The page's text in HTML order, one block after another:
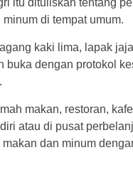
itu dituliskan tentang
di tempat umum.
kaki lima, lapak
buka dengan protokol
makan, restoran,
atau di pusat
dan minum